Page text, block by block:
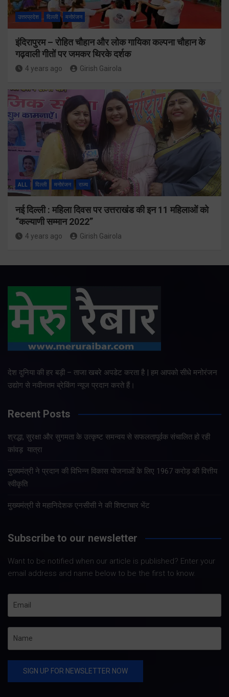
उत्तरप्रदेश दिल्ली मनोरंजन
इंदिरापुरम – रोहित चौहान और लोक गायिका कल्पना चौहान के
गढ़वाली गीतों पर जमकर थिरके दर्शक
4 years ago Girish Gairola
ALL दिल्ली मनोरंजन राज्य
नई दिल्ली : महिला दिवस पर उत्तराखंड की इन 11 महिलाओं को
“कल्याणी सम्मान 2022”
4 years ago Girish Gairola
देश दुनिया की हर बड़ी – ताजा खबरे अपडेट करता है | हम आपको सीधे मनोरंजन
उद्योग से नवीनतम ब्रेकिंग न्यूज प्रदान करते हैं।
Recent Posts
श्रद्धा, सुरक्षा और सुगमता के उत्कृष्ट समन्वय से सफलतापूर्वक संचालित हो रही
कांवड़ यात्रा
मुख्यमंत्री ने प्रदान की विभिन्न विकास योजनाओं के लिए 1967 करोड़ की वित्तीय
स्वीकृति
मुख्यमंत्री से महानिदेशक एनसीसी ने की शिष्टाचार भेंट
Subscribe to our newsletter
Want to be notified when our article is published? Enter your
email address and name below to be the first to know.